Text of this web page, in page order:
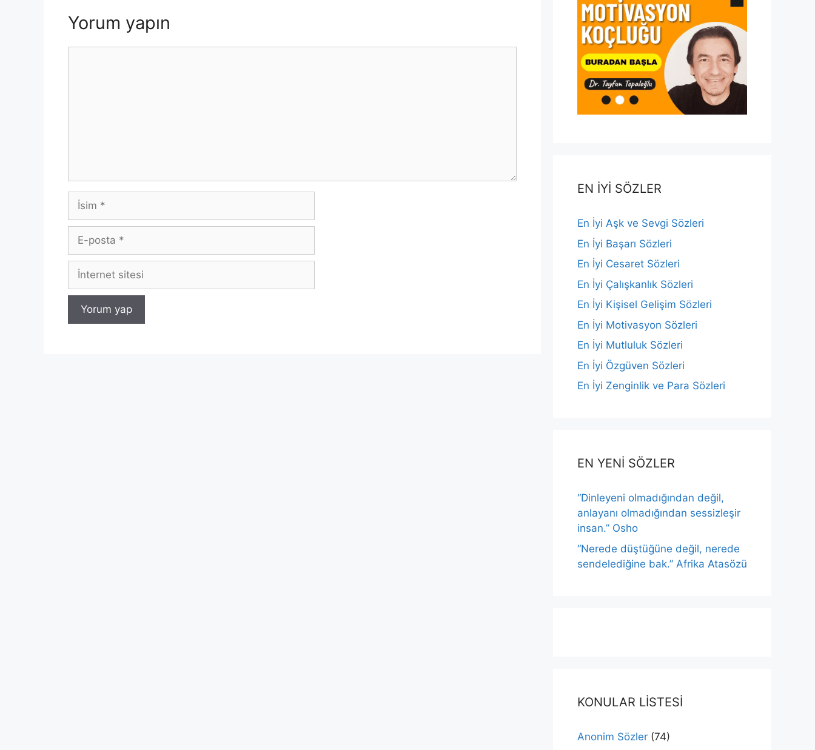
Yorum yapın
İsim
posta
İnternet
sitesi
EN İYİ SÖZLER
En İyi Aşk ve Sevgi Sözleri
En İyi Başarı Sözleri
En İyi Cesaret Sözleri
En İyi Çalışkanlık Sözleri
En İyi Kişisel Gelişim Sözleri
En İyi Motivasyon Sözleri
En İyi Mutluluk Sözleri
En İyi Özgüven Sözleri
En İyi Zenginlik ve Para Sözleri
EN YENİ SÖZLER
“Dinleyeni olmadığından değil,
anlayanı olmadığından sessizleşir
insan.” Osho
“Nerede düştüğüne değil, nerede
sendelediğine bak.” Afrika Atasözü
KONULAR LİSTESİ
Anonim Sözler (74)